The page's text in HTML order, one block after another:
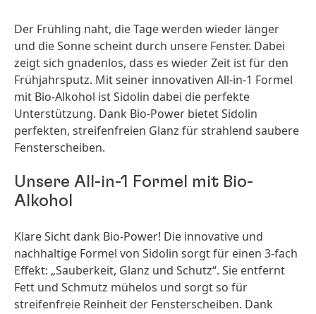
Der Frühling naht, die Tage werden wieder länger
und die Sonne scheint durch unsere Fenster. Dabei
zeigt sich gnadenlos, dass es wieder Zeit ist für den
Frühjahrsputz. Mit seiner innovativen All-in-1 Formel
mit Bio-Alkohol ist Sidolin dabei die perfekte
Unterstützung. Dank Bio-Power bietet Sidolin
perfekten, streifenfreien Glanz für strahlend saubere
Fensterscheiben.
Unsere All-in-1 Formel mit Bio-
Alkohol
Klare Sicht dank Bio-Power! Die innovative und
nachhaltige Formel von Sidolin sorgt für einen 3-fach
Effekt: „Sauberkeit, Glanz und Schutz“. Sie entfernt
Fett und Schmutz mühelos und sorgt so für
streifenfreie Reinheit der Fensterscheiben. Dank